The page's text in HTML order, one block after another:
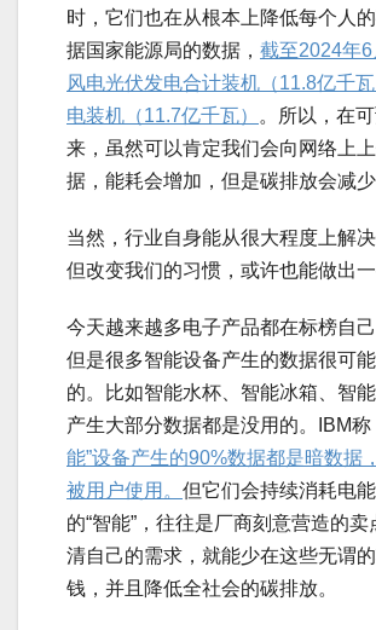
时，它们也在从根本上降低每个人
据国家能源局的数据， 截至2024年6
风电光伏发电合计装机（11.8亿千
电装机（11.7亿千瓦）
。所以，在
来，虽然可以肯定我们会向网络上
据，能耗会增加，但是碳排放会减少
当然，行业自身能从很大程度上解决
但改变我们的习惯，或许也能做出一
今天越来越多电子产品都在标榜自己
但是很多智能设备产生的数据很可
的。比如智能水杯、智能冰箱、智
产生大部分数据都是没用的。IBM称
能”设备产生的90%数据都是暗数据
被用户使用。 但它们会持续消耗电
的“智能”，往往是厂商刻意营造的卖
清自己的需求，就能少在这些无谓
钱，并且降低全社会的碳排放。